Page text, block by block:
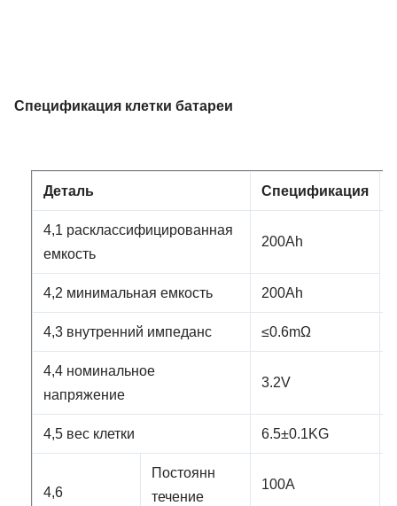
Спецификация клетки батареи
Деталь Спецификация
4,1 расклассифицированная
емкость
200Ah
4,2 минимальная емкость 200Ah
4,3 внутренний импеданс ≤0.6mΩ
4,4 номинальное
напряжение
3.2V
4,5 вес клетки 6.5±0.1KG
4,6
Постоянн
течение
100A